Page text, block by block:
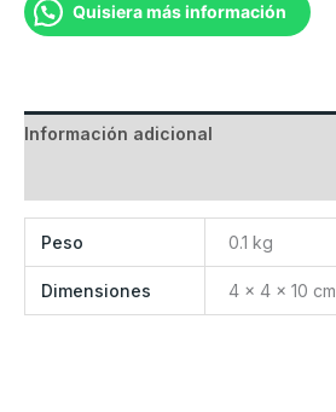
Quisiera más información
Información adicional
Peso 0.1 kg
Dimensiones 4 × 4 × 10 cm